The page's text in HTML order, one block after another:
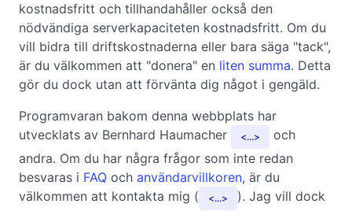
kostnadsfritt och tillhandahåller också den
nödvändiga serverkapaciteten kostnadsfritt. Om du
vill bidra till driftskostnaderna eller bara säga "tack",
är du välkommen att "donera" en liten summa. Detta
gör du dock utan att förvänta dig något i gengäld.
Programvaran bakom denna webbplats har
utvecklats av Bernhard Haumacher
...
och
andra. Om du har några frågor som inte redan
besvaras i FAQ och användarvillkoren, är du
välkommen att kontakta mig (
...
). Jag vill dock